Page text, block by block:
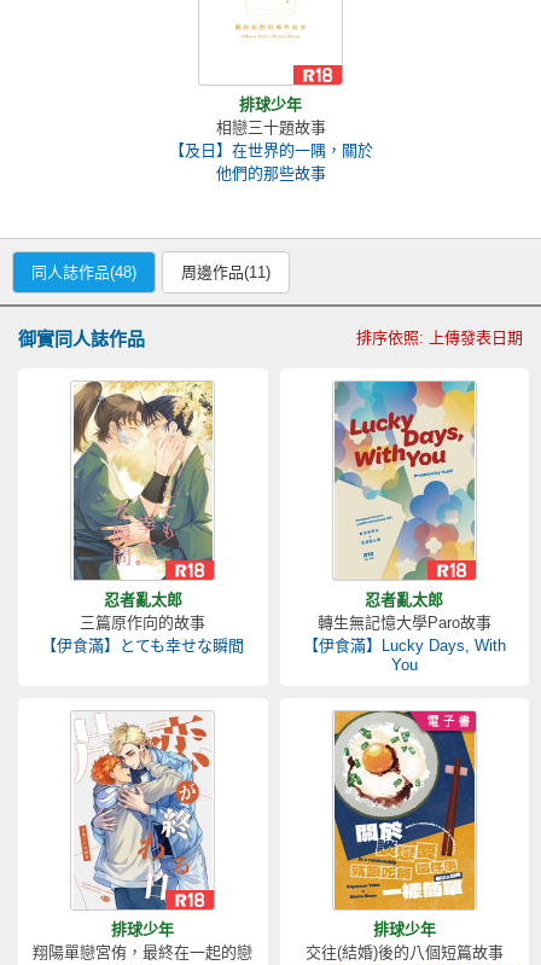
排球少年
相戀三十題故事
【及日】在世界的一隅，關於
他們的那些故事
同人誌作品(48) 周邊作品(11)
御實同人誌作品 排序依照: 上傳發表日期
忍者亂太郎
三篇原作向的故事
【伊食滿】とても幸せな瞬間
忍者亂太郎
轉生無記憶大學Paro故事
【伊食滿】Lucky Days, With
You
排球少年
翔陽單戀宮侑，最終在一起的戀
排球少年
交往(結婚)後的八個短篇故事